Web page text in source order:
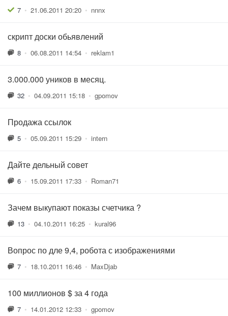
7 • 21.06.2011 20:20 • nnnx
скрипт доски обьявлений
8 • 06.08.2011 14:54 • reklam1
3.000.000 уников в месяц.
32 • 04.09.2011 15:18 • gpomov
Продажа ссылок
5 • 05.09.2011 15:29 • intern
Дайте дельный совет
6 • 15.09.2011 17:33 • Roman71
Зачем выкупают показы счетчика ?
13 • 04.10.2011 16:25 • kural96
Вопрос по дле 9,4, робота с изображениями
7 • 18.10.2011 16:46 • MaxDjab
100 миллионов $ за 4 года
7 • 14.01.2012 12:33 • gpomov